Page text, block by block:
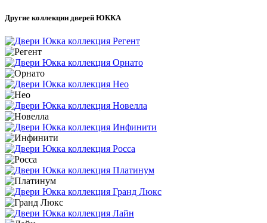
Другие коллекции дверей ЮККА